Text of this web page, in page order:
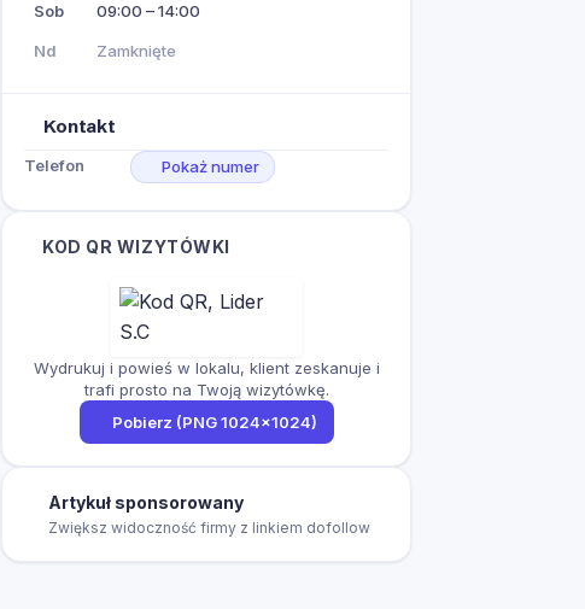
Sob 09:00 – 14:00
Nd Zamknięte
Kontakt
Telefon Pokaż numer
KOD QR WIZYTÓWKI
Wydrukuj i powieś w lokalu, klient zeskanuje i
trafi prosto na Twoją wizytówkę.
Pobierz (PNG 1024×1024)
Artykuł sponsorowany
Zwiększ widoczność firmy z linkiem dofollow